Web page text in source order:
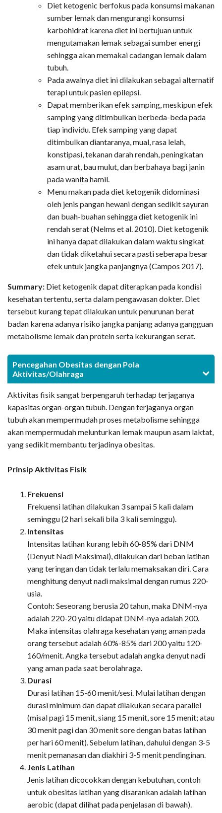
Diet ketogenic berfokus pada konsumsi makanan
sumber lemak dan mengurangi konsumsi
karbohidrat karena diet ini bertujuan untuk
mengutamakan lemak sebagai sumber energi
sehingga akan memakai cadangan lemak dalam
tubuh.
Pada awalnya diet ini dilakukan sebagai alternatif
terapi untuk pasien epilepsi.
Dapat memberikan efek samping, meskipun efek
samping yang ditimbulkan berbeda-beda pada
tiap individu. Efek samping yang dapat
ditimbulkan diantaranya, mual, rasa lelah,
konstipasi, tekanan darah rendah, peningkatan
asam urat, bau mulut, dan berbahaya bagi janin
pada wanita hamil.
Menu makan pada diet ketogenik didominasi
oleh jenis pangan hewani dengan sedikit sayuran
dan buah-buahan sehingga diet ketogenik ini
rendah serat (Nelms et al. 2010). Diet ketogenik
ini hanya dapat dilakukan dalam waktu singkat
dan tidak diketahui secara pasti seberapa besar
efek untuk jangka panjangnya (Campos 2017).
Summary: Diet ketogenik dapat diterapkan pada kondisi
kesehatan tertentu, serta dalam pengawasan dokter. Diet
tersebut kurang tepat dilakukan untuk penurunan berat
badan karena adanya risiko jangka panjang adanya gangguan
metabolisme lemak dan protein serta kekurangan serat.
Pencegahan Obesitas dengan Pola
Aktivitas/Olahraga
Aktivitas fisik sangat berpengaruh terhadap terjaganya
kapasitas organ-organ tubuh. Dengan terjaganya organ
tubuh akan mempermudah proses metabolisme sehingga
akan mempermudah melunturkan lemak maupun asam laktat,
yang sedikit membantu terjadinya obesitas.
Prinsip Aktivitas Fisik
Frekuensi
Frekuensi latihan dilakukan 3 sampai 5 kali dalam
seminggu (2 hari sekali bila 3 kali seminggu).
Intensitas
Intensitas latihan kurang lebih 60-85% dari DNM
(Denyut Nadi Maksimal), dilakukan dari beban latihan
yang teringan dan tidak terlalu memaksakan diri. Cara
menghitung denyut nadi maksimal dengan rumus 220-
usia.
Contoh: Seseorang berusia 20 tahun, maka DNM-nya
adalah 220-20 yaitu didapat DNM-nya adalah 200.
Maka intensitas olahraga kesehatan yang aman pada
orang tersebut adalah 60%-85% dari 200 yaitu 120-
160/menit. Angka tersebut adalah angka denyut nadi
yang aman pada saat berolahraga.
Durasi
Durasi latihan 15-60 menit/sesi. Mulai latihan dengan
durasi minimum dan dapat dilakukan secara parallel
(misal pagi 15 menit, siang 15 menit, sore 15 menit; atau
30 menit pagi dan 30 menit sore dengan batas latihan
per hari 60 menit). Sebelum latihan, dahului dengan 3-5
menit pemanasan dan diakhiri 3-5 menit pendinginan.
Jenis Latihan
Jenis latihan dicocokkan dengan kebutuhan, contoh
untuk obesitas latihan yang disarankan adalah latihan
aerobic (dapat dilihat pada penjelasan di bawah).